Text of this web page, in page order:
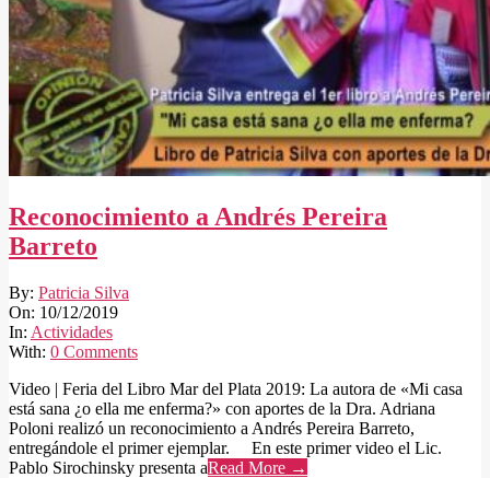
Reconocimiento a Andrés Pereira
Barreto
2019-
12-
10
By: Patricia Silva
On: 10/12/2019
In: Actividades
With: 0 Comments
Video | Feria del Libro Mar del Plata 2019: La autora de «Mi casa
está sana ¿o ella me enferma?» con aportes de la Dra. Adriana
Poloni realizó un reconocimiento a Andrés Pereira Barreto,
entregándole el primer ejemplar. En este primer video el Lic.
Pablo Sirochinsky presenta aRead More →